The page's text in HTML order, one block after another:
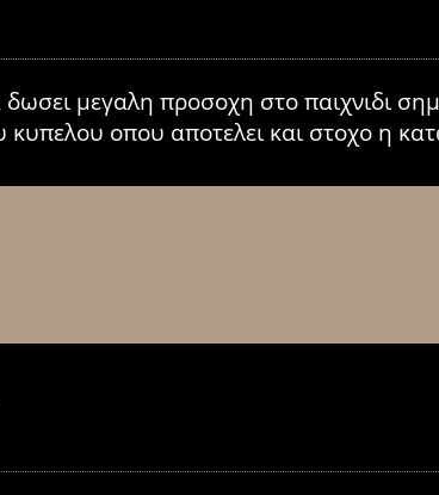
μεγαλη προσοχη στο παιχνιδι
οπου αποτελει και στοχο η